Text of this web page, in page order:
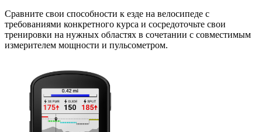
Сравните свои способности к езде на велосипеде с
требованиями конкретного курса и сосредоточьте свои
тренировки на нужных областях в сочетании с совместимым
измерителем мощности и пульсометром.